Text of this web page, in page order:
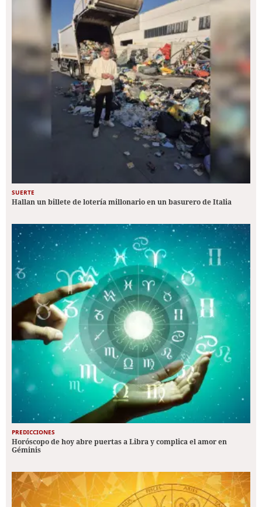
SUERTE
Hallan un billete de lotería millonario en un basurero de Italia
PREDICCIONES
Horóscopo de hoy abre puertas a Libra y complica el amor en
Géminis